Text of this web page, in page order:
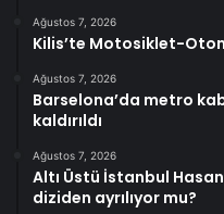
Ağustos 7, 2026
Kilis’te Motosiklet-
Ağustos 7, 2026
Barselona’da metro
kaldırıldı
Ağustos 7, 2026
Altı Üstü İstanbul
diziden ayrılıyor mu?